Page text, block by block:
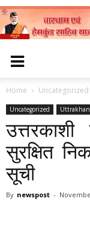
Home Uncategorized
Uncategorized
सुरक्षित
सूची
By newspost -